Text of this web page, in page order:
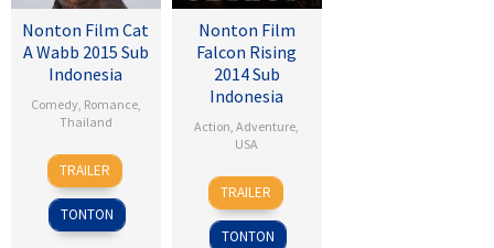
Nonton Film Cat
A Wabb 2015 Sub
Indonesia
Comedy, Romance,
Thailand
4
Mar
2015
Nareubadee
Wetchakam
TRAILER
TONTON
Nonton Film
Falcon Rising
2014 Sub
Indonesia
Action,Adventure,
USA
5
Sep
2014
Ernie
Barbarash
TRAILER
TONTON